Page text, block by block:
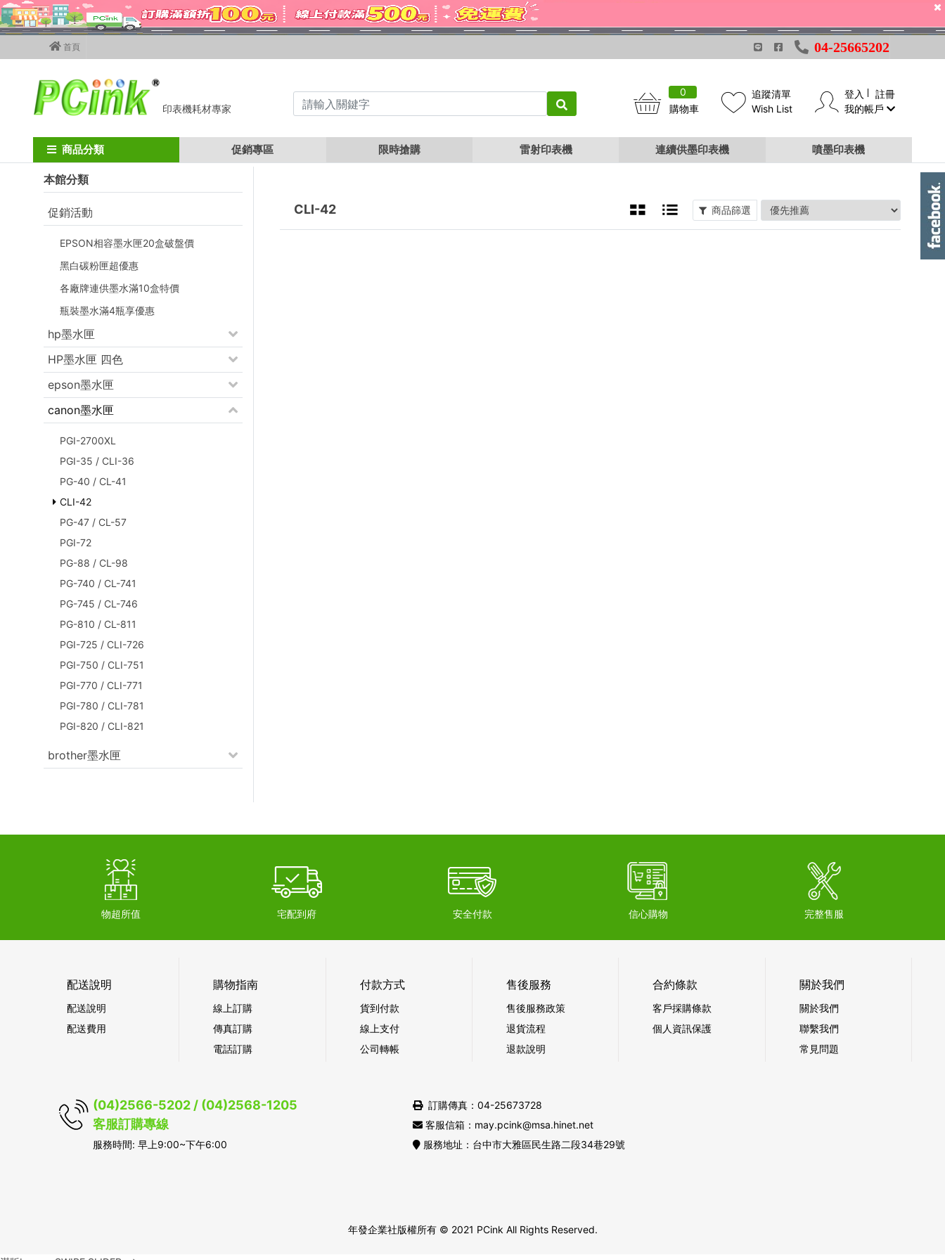
首頁 04-25665202
印表機耗材專家
0
購物車
追蹤清單
Wish List
登入
註冊
我的帳戶
商品分類 促銷專區 限時搶購 雷射印表機 連續供墨印表機 噴墨印表機
Home 墨水匣 canon墨水匣 CLI-42
本館分類
促銷活動
EPSON相容墨水匣20盒破盤價
黑白碳粉匣超優惠
各廠牌連供墨水滿10盒特價
瓶裝墨水滿4瓶享優惠
hp墨水匣
HP墨水匣 四色
epson墨水匣
canon墨水匣
PGI-2700XL
PGI-35 / CLI-36
PG-40 / CL-41
CLI-42
PG-47 / CL-57
PGI-72
PG-88 / CL-98
PG-740 / CL-741
PG-745 / CL-746
PG-810 / CL-811
PGI-725 / CLI-726
PGI-750 / CLI-751
PGI-770 / CLI-771
PGI-780 / CLI-781
PGI-820 / CLI-821
brother墨水匣
商品篩選
CLI-42
物超所值 宅配到府 安全付款 信心購物 完整售服
配送說明
配送說明
配送費用
購物指南
線上訂購
傳真訂購
電話訂購
付款方式
貨到付款
線上支付
公司轉帳
售後服務
售後服務政策
退貨流程
退款說明
合約條款
客戶採購條款
個人資訊保護
關於我們
關於我們
聯繫我們
常見問題
(04)2566-5202 / (04)2568-1205
客服訂購專線
服務時間: 早上9:00~下午6:00
訂購傳真：04-25673728
客服信箱：may.pcink@msa.hinet.net
服務地址：台中市大雅區民生路二段34巷29號
年發企業社版權所有 © 2021 PCink All Rights Reserved.